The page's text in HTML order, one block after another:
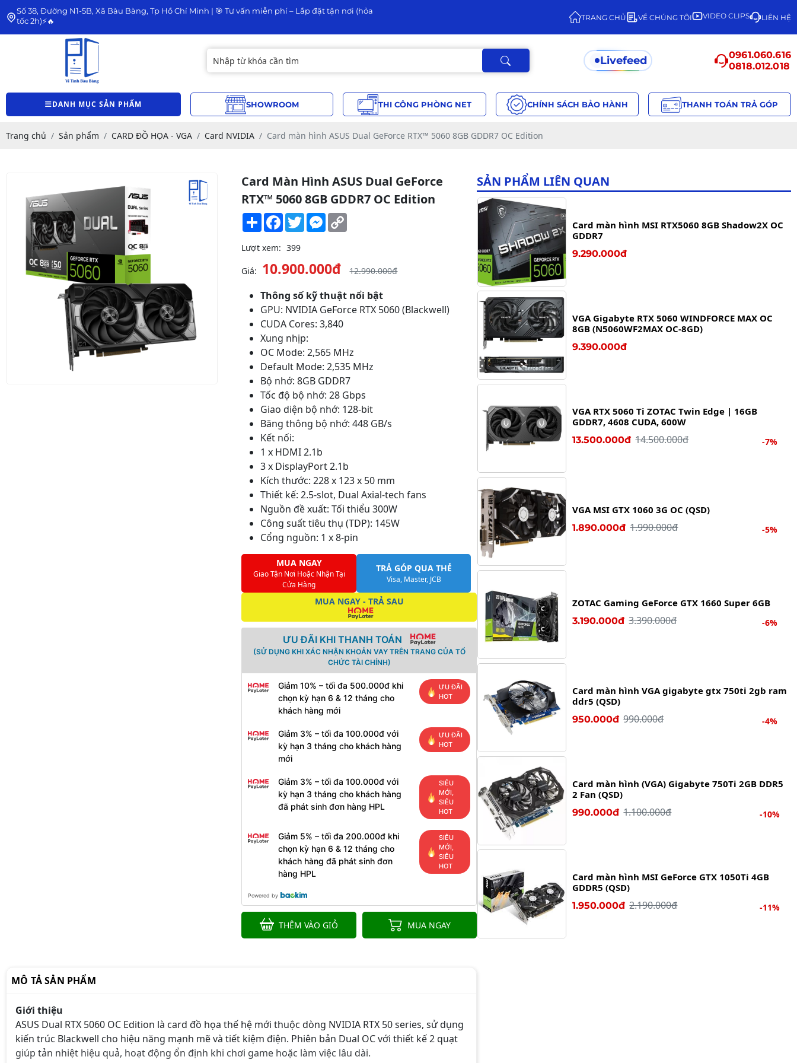
Số 38, Đường N1-5B, Xã Bàu Bàng, Tp Hồ Chí Minh | 🎯 Tư vấn miễn phí – Lắp đặt tận nơi (hỏa
tốc 2h)⚡🔥
TRANG CHỦ VỀ CHÚNG TÔI VIDEO CLIPS LIÊN HỆ
Livefeed
0961.060.616
0818.012.018
DANH MỤC SẢN PHẨM SHOWROOM THI CÔNG PHÒNG NET CHÍNH SÁCH BẢO HÀNH THANH TOÁN TRẢ GÓP
Trang chủ Sản phẩm CARD ĐỒ HỌA - VGA Card NVIDIA Card màn hình ASUS Dual GeForce RTX™ 5060 8GB GDDR7 OC Edition
Card Màn Hình ASUS Dual GeForce
RTX™ 5060 8GB GDDR7 OC Edition
Share Facebook
TwitterMessenger
Lượt xem: 399
Giá: 10.900.000đ 12.990.000đ
Thông số kỹ thuật nổi bật
GPU: NVIDIA GeForce RTX 5060 (Blackwell)
CUDA Cores: 3,840
Xung nhịp:
OC Mode: 2,565 MHz
Default Mode: 2,535 MHz
Bộ nhớ: 8GB GDDR7
Tốc độ bộ nhớ: 28 Gbps
Giao diện bộ nhớ: 128-bit
Băng thông bộ nhớ: 448 GB/s
Kết nối:
1 x HDMI 2.1b
3 x DisplayPort 2.1b
Kích thước: 228 x 123 x 50 mm
Thiết kế: 2.5-slot, Dual Axial-tech fans
Nguồn đề xuất: Tối thiểu 300W
Công suất tiêu thụ (TDP): 145W
Cổng nguồn: 1 x 8-pin
MUA NGAY
Giao Tận Nơi Hoặc Nhận Tại
Cửa Hàng
TRẢ GÓP QUA THẺ
Visa, Master, JCB
MUA NGAY - TRẢ SAU
ƯU ĐÃI KHI THANH TOÁN
(SỬ DỤNG KHI XÁC NHẬN KHOẢN VAY TRÊN TRANG CỦA TỔ
CHỨC TÀI CHÍNH)
Giảm 10% – tối đa 500.000đ khi
chọn kỳ hạn 6 & 12 tháng cho
khách hàng mới
ƯU ĐÃI
HOT
Giảm 3% – tối đa 100.000đ với
kỳ hạn 3 tháng cho khách hàng
mới
ƯU ĐÃI
HOT
Giảm 3% – tối đa 100.000đ với
kỳ hạn 3 tháng cho khách hàng
đã phát sinh đơn hàng HPL
SIÊU
MỚI,
SIÊU
HOT
Giảm 5% – tối đa 200.000đ khi
chọn kỳ hạn 6 & 12 tháng cho
khách hàng đã phát sinh đơn
hàng HPL
SIÊU
MỚI,
SIÊU
HOT
Powered by
THÊM VÀO GIỎ MUA NGAY
MÔ TẢ SẢN PHẨM
Giới thiệu
ASUS Dual RTX 5060 OC Edition là card đồ họa thế hệ mới thuộc dòng NVIDIA RTX 50 series, sử dụng
kiến trúc Blackwell cho hiệu năng mạnh mẽ và tiết kiệm điện. Phiên bản Dual OC với thiết kế 2 quạt
giúp tản nhiệt hiệu quả, hoạt động ổn định khi chơi game hoặc làm việc lâu dài.
SẢN PHẨM LIÊN QUAN
Card màn hình MSI RTX5060 8GB Shadow2X OC
GDDR7
9.290.000đ
VGA Gigabyte RTX 5060 WINDFORCE MAX OC
8GB (N5060WF2MAX OC-8GD)
9.390.000đ
VGA RTX 5060 Ti ZOTAC Twin Edge | 16GB
GDDR7, 4608 CUDA, 600W
13.500.000đ 14.500.000đ -7%
VGA MSI GTX 1060 3G OC (QSD)
1.890.000đ 1.990.000đ -5%
ZOTAC Gaming GeForce GTX 1660 Super 6GB
3.190.000đ 3.390.000đ -6%
Card màn hình VGA gigabyte gtx 750ti 2gb ram
ddr5 (QSD)
950.000đ 990.000đ -4%
Card màn hình (VGA) Gigabyte 750Ti 2GB DDR5
2 Fan (QSD)
990.000đ 1.100.000đ -10%
Card màn hình MSI GeForce GTX 1050Ti 4GB
GDDR5 (QSD)
1.950.000đ 2.190.000đ -11%